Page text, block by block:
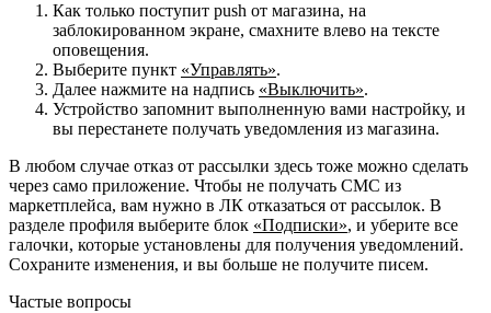
Как только поступит push от магазина, на
заблокированном экране, смахните влево на тексте
оповещения.
Выберите пункт «Управлять».
Далее нажмите на надпись «Выключить».
Устройство запомнит выполненную вами настройку, и
вы перестанете получать уведомления из магазина.
В любом случае отказ от рассылки здесь тоже можно сделать
через само приложение. Чтобы не получать СМС из
маркетплейса, вам нужно в ЛК отказаться от рассылок. В
разделе профиля выберите блок «Подписки», и уберите все
галочки, которые установлены для получения уведомлений.
Сохраните изменения, и вы больше не получите писем.
Частые вопросы